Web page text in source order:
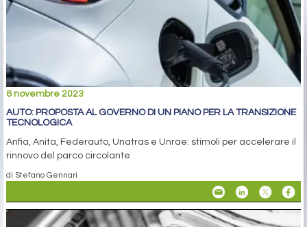
8 novembre 2023
AUTO: PROPOSTA AL GOVERNO DI UN PIANO PER LA TRANSIZIONE
TECNOLOGICA
Anfia, Anita, Federauto, Unatras e Unrae: stimoli per accelerare il
rinnovo del parco circolante
di Stefano Gennari